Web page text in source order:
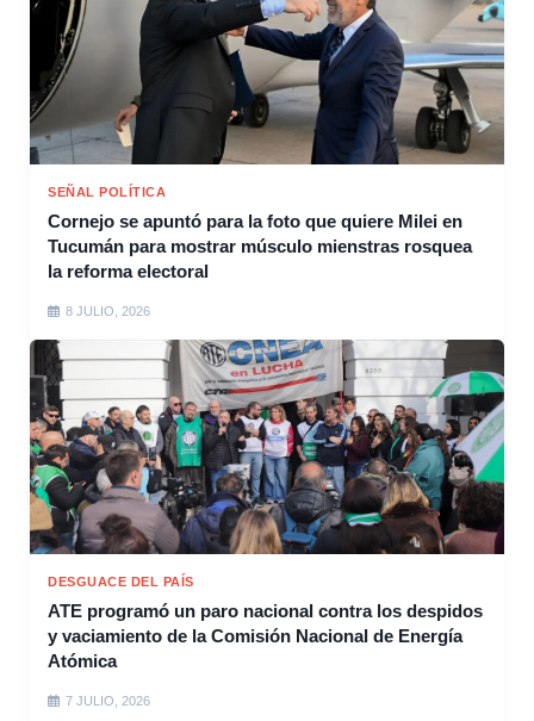
SEÑAL POLÍTICA
Cornejo se apuntó para la foto que quiere Milei en
Tucumán para mostrar músculo mienstras rosquea
la reforma electoral
8 JULIO, 2026
DESGUACE DEL PAÍS
ATE programó un paro nacional contra los despidos
y vaciamiento de la Comisión Nacional de Energía
Atómica
7 JULIO, 2026